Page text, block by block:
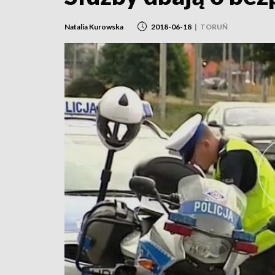
Natalia Kurowska 2018-06-18 | TORUŃ